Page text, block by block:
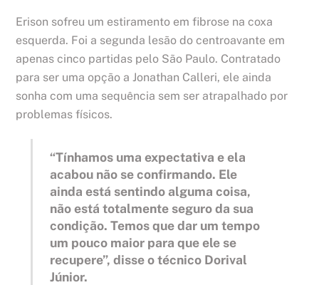
Erison sofreu um estiramento em fibrose na coxa
esquerda. Foi a segunda lesão do centroavante em
apenas cinco partidas pelo São Paulo. Contratado
para ser uma opção a Jonathan Calleri, ele ainda
sonha com uma sequência sem ser atrapalhado por
problemas físicos.
“Tínhamos uma expectativa e ela
acabou não se confirmando. Ele
ainda está sentindo alguma coisa,
não está totalmente seguro da sua
condição. Temos que dar um tempo
um pouco maior para que ele se
recupere”, disse o técnico Dorival
Júnior.